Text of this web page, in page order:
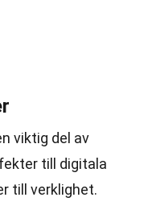
viktig del av
till digitala
till verklighet.